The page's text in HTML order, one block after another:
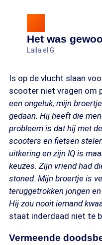
Het was
Laila el G.
Is op de vlucht slaan
scooter niet vragen om
een ongeluk, mijn
gedaan. Hij heeft die
probleem is dat hij met
scooters en fietsen
uitkering en zijn IQ is
keuzes. Zijn vriend had
stoned. Mijn broertje is
teruggetrokken jongen
Hij zou nooit iemand
staat inderdaad niet te
Vermeende